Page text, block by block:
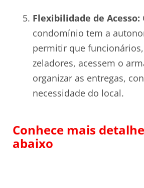
Flexibilidade de Acesso:
condomínio tem a
permitir que
zeladores, acessem o
organizar as entregas,
necessidade do local.
Conhece mais
abaixo